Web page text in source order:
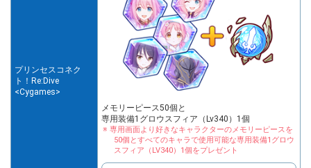
プリンセスコネク
ト！Re:Dive
<Cygames>
メモリーピース50個と
専用装備1グロウスフィア（Lv340）1個
専用画面より好きなキャラクターのメモリー ピースを
50個とすべてのキャラで使用可能な専用装備1グロウ
スフィア（LV340）1個をプレゼント